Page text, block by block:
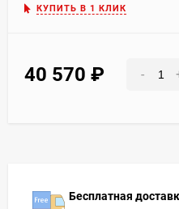
КУПИТЬ В 1 КЛИК
40 570 -
Бесплатная